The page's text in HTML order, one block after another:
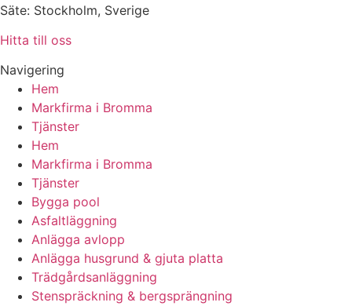
Säte: Stockholm, Sverige
Hitta till oss
Navigering
Hem
Markfirma i Bromma
Tjänster
Hem
Markfirma i Bromma
Tjänster
Bygga pool
Asfaltläggning
Anlägga avlopp
Anlägga husgrund & gjuta platta
Trädgårdsanläggning
Stenspräckning & bergsprängning